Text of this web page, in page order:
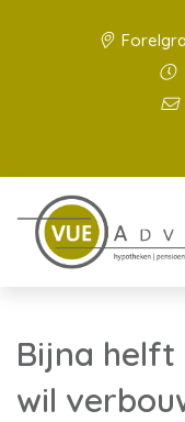
Bijna
wil